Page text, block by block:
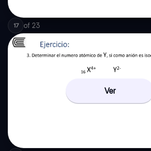
17 of 23
Ver